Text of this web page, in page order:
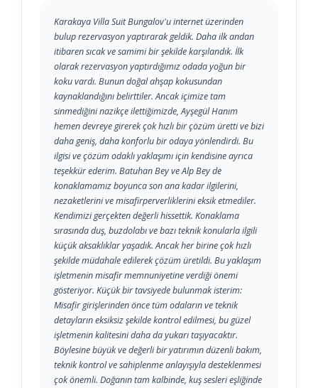
Karakaya Villa Suit Bungalov'u internet üzerinden
bulup rezervasyon yaptırarak geldik. Daha ilk andan
itibaren sıcak ve samimi bir şekilde karşılandık. İlk
olarak rezervasyon yaptırdığımız odada yoğun bir
koku vardı. Bunun doğal ahşap kokusundan
kaynaklandığını belirttiler. Ancak içimize tam
sinmediğini nazikçe ilettiğimizde, Ayşegül Hanım
hemen devreye girerek çok hızlı bir çözüm üretti ve bizi
daha geniş, daha konforlu bir odaya yönlendirdi. Bu
ilgisi ve çözüm odaklı yaklaşımı için kendisine ayrıca
teşekkür ederim. Batuhan Bey ve Alp Bey de
konaklamamız boyunca son ana kadar ilgilerini,
nezaketlerini ve misafirperverliklerini eksik etmediler.
Kendimizi gerçekten değerli hissettik. Konaklama
sırasında duş, buzdolabı ve bazı teknik konularla ilgili
küçük aksaklıklar yaşadık. Ancak her birine çok hızlı
şekilde müdahale edilerek çözüm üretildi. Bu yaklaşım
işletmenin misafir memnuniyetine verdiği önemi
gösteriyor. Küçük bir tavsiyede bulunmak isterim:
Misafir girişlerinden önce tüm odaların ve teknik
detayların eksiksiz şekilde kontrol edilmesi, bu güzel
işletmenin kalitesini daha da yukarı taşıyacaktır.
Böylesine büyük ve değerli bir yatırımın düzenli bakım,
teknik kontrol ve sahiplenme anlayışıyla desteklenmesi
çok önemli. Doğanın tam kalbinde, kuş sesleri eşliğinde